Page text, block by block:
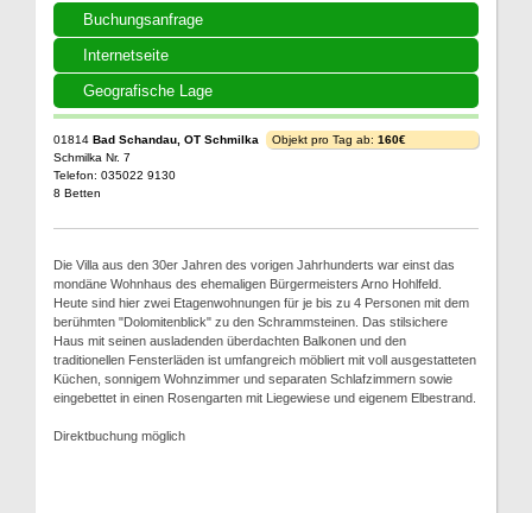
Buchungsanfrage
Internetseite
Geografische Lage
01814 Bad Schandau, OT Schmilka
Schmilka Nr. 7
Telefon: 035022 9130
8 Betten
Objekt pro Tag ab: 160€
Die Villa aus den 30er Jahren des vorigen Jahrhunderts war einst das
mondäne Wohnhaus des ehemaligen Bürgermeisters Arno Hohlfeld.
Heute sind hier zwei Etagenwohnungen für je bis zu 4 Personen mit dem
berühmten "Dolomitenblick" zu den Schrammsteinen. Das stilsichere
Haus mit seinen ausladenden überdachten Balkonen und den
traditionellen Fensterläden ist umfangreich möbliert mit voll ausgestatteten
Küchen, sonnigem Wohnzimmer und separaten Schlafzimmern sowie
eingebettet in einen Rosengarten mit Liegewiese und eigenem Elbestrand.
Direktbuchung möglich